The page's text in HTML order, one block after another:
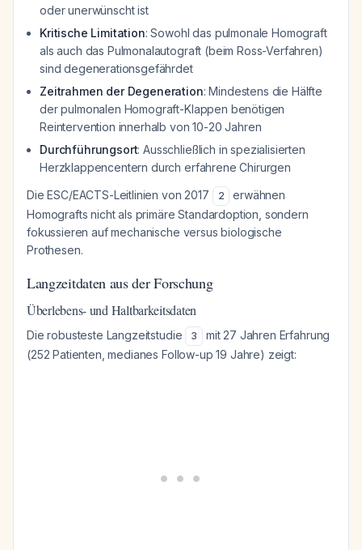
oder unerwünscht ist
Kritische Limitation: Sowohl das pulmonale Homograft
als auch das Pulmonalautograft (beim Ross-Verfahren)
sind degenerationsgefährdet
Zeitrahmen der Degeneration: Mindestens die Hälfte
der pulmonalen Homograft-Klappen benötigen
Reintervention innerhalb von 10-20 Jahren
Durchführungsort: Ausschließlich in spezialisierten
Herzklappencentern durch erfahrene Chirurgen
Die ESC/EACTS-Leitlinien von 2017
2
erwähnen
Homografts nicht als primäre Standardoption, sondern
fokussieren auf mechanische versus biologische
Prothesen.
Langzeitdaten aus der Forschung
Überlebens- und Haltbarkeitsdaten
Die robusteste Langzeitstudie 3
mit 27 Jahren Erfahrung
(252 Patienten, medianes Follow-up 19 Jahre) zeigt: